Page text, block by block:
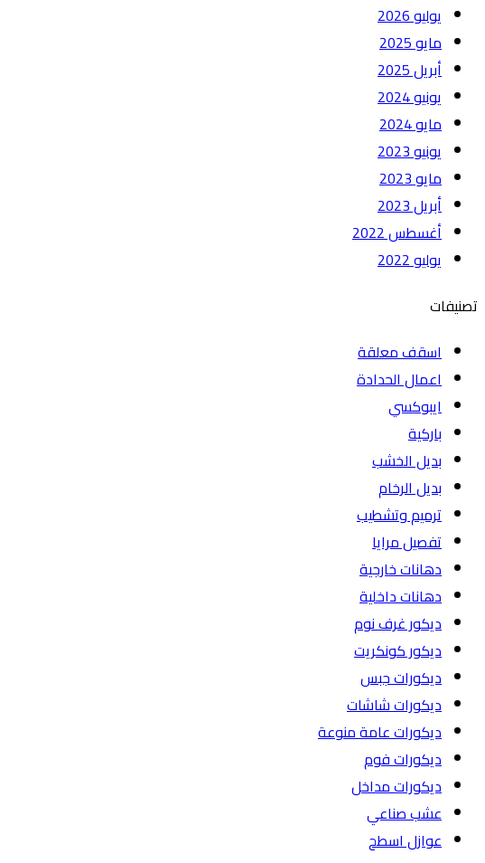
يوليو 2026
مايو 2025
أبريل 2025
يونيو 2024
مايو 2024
يونيو 2023
مايو 2023
أبريل 2023
أغسطس 2022
يوليو 2022
تصنيفات
اسقف معلقة
اعمال الحدادة
ايبوكسي
باركية
بديل الخشب
بديل الرخام
ترميم وتشطيب
تفصيل مرايا
دهانات خارجية
دهانات داخلية
ديكور غرف نوم
ديكور كونكريت
ديكورات جبس
ديكورات شاشات
ديكورات عامة منوعة
ديكورات فوم
ديكورات مداخل
عشب صناعي
عوازل اسطح